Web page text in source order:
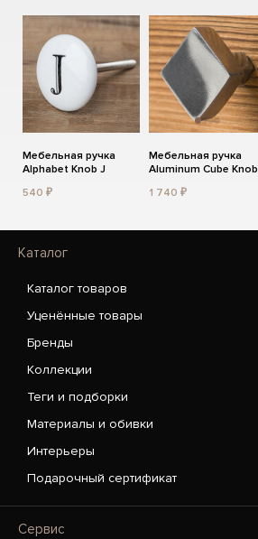
Мебельная ручка
Alphabet Knob J
540 ₽
Мебельная ручка
Aluminum Cube Knob
1 740 ₽
Каталог
Каталог товаров
Уценённые товары
Бренды
Коллекции
Теги и подборки
Материалы и обивки
Интерьеры
Подарочный сертификат
Сервис